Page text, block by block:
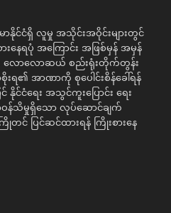
င်ငံရှိ လူမှု အသိုင်းအဝိုင်းများတွင်
းနေရပုံ အကြောင်း အဖြစ်မှန် အမှန်
လောလောဆယ် စည်းရုံးတိုက်တွန်း
းရ၏ အာဏာကို စုပေါင်းစိန်ခေါ်ရန်
နိုင်ငံရေး အသွင်ကူးပြောင်း ရေး
န်သိမှုရှိသော လုပ်ဆောင်ချက်
င် ပြင်ဆင်ထားရန် ကြိုးစားနေ